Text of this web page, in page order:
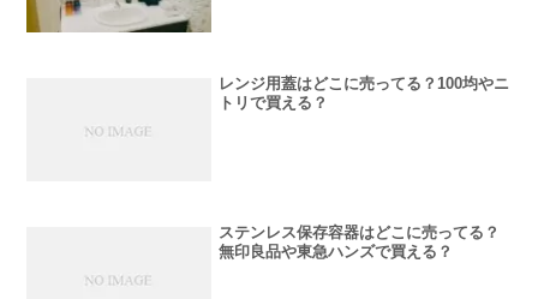
レンジ用蓋はどこに売ってる？100均やニ
トリで買える？
ステンレス保存容器はどこに売ってる？
無印良品や東急ハンズで買える？